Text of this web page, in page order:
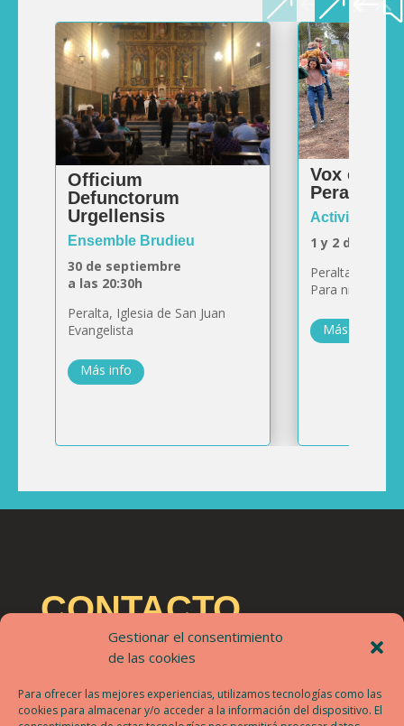
Gestionar el consentimiento
de las cookies
Para ofrecer las mejores experiencias, utilizamos tecnologías como las
cookies para almacenar y/o acceder a la información del dispositivo. El
Officium
Defunctorum
Urgellensis
Ensemble Brudieu
30 de septiembre
a las 20:30h
Peralta, Iglesia de San Juan
Evangelista
Más info
Vox et
Peralta
Actividad
1 y 2 de
Peralta, Casa
Para niñas/os
Más info
CONTACTO
festribalt@festribalt.com
Un proyecto de Nova Lux Artean